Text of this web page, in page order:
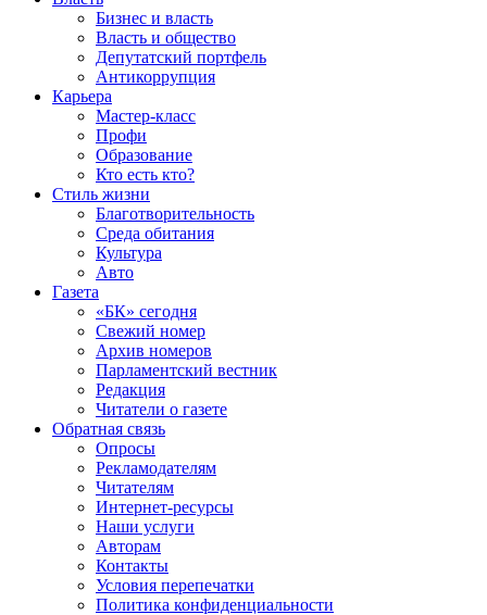
Бизнес и власть
Власть и общество
Депутатский портфель
Антикоррупция
Карьера
Мастер-класс
Профи
Образование
Кто есть кто?
Стиль жизни
Благотворительность
Среда обитания
Культура
Авто
Газета
«БК» сегодня
Свежий номер
Архив номеров
Парламентский вестник
Редакция
Читатели о газете
Обратная связь
Опросы
Рекламодателям
Читателям
Интернет-ресурсы
Наши услуги
Авторам
Контакты
Условия перепечатки
Политика конфиденциальности